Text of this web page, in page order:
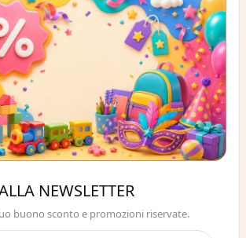
OTTIENI SUBITO UNO
10%
NEWSLETTER
buono sconto e promozioni riservate.